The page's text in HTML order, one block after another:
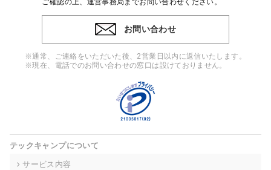
4. 個人情報の第三者提供
ンをとるために、氏名等の一部の情報をサービス内で使用する
チャットツールで発信することにより、本サービスの他の利用
者等に提供することがあります。
当社は事業運営上、前項利用目的の範囲に限って個人情報を外
高い委託先を選定し、個人情報の適正管理・機密保持について
ご確認の上、運営事務局までお問い合わせください。
お問い合わせ
※通常、ご連絡をいただいた後、2営業日以内に返信いたします。
※現在、電話でのお問い合わせの窓口は設けておりません。
テックキャンプについて
サービス内容